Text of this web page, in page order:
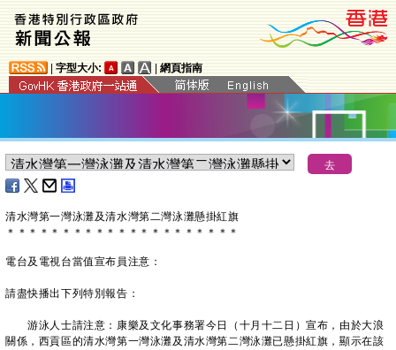
字型大小: 網頁指南
清水灣第一灣泳灘及清水灣第二灣泳灘懸掛紅旗
＊ ＊ ＊ ＊ ＊ ＊ ＊ ＊ ＊ ＊ ＊ ＊ ＊ ＊ ＊ ＊ ＊ ＊ ＊ ＊ ＊
電台及電視台當值宣布員注意：
請盡快播出下列特別報告：
游泳人士請注意：康樂及文化事務署今日（十月十二日）宣布，由於大浪
關係，西貢區的清水灣第一灣泳灘及清水灣第二灣泳灘已懸掛紅旗，顯示在該